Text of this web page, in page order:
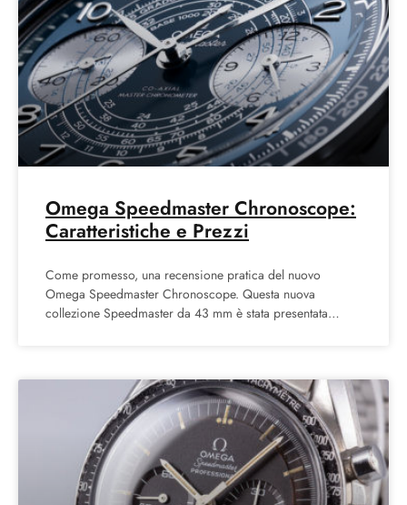
Omega Speedmaster Chronoscope:
Caratteristiche e Prezzi
Come promesso, una recensione pratica del nuovo
Omega Speedmaster Chronoscope. Questa nuova
collezione Speedmaster da 43 mm è stata presentata